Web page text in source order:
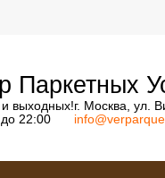
Паркетных
и выходных!
22:00
г. Москва, ул.